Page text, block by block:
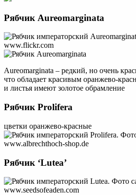
Рябчик Aureomarginata
Aureomarginata – редкий, но очень
что обладает красивым оранжево-
и листья имеют золотое обрамление
Рябчик Prolifera
цветки оранжево-красные
Рябчик ‘Lutea’